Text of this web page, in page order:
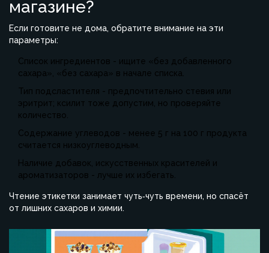
магазине?
Если готовите не дома, обратите внимание на эти
параметры:
Список ингредиентов - ищите «без добавленного
сахара», «без сахара» в начале списка.
Тип подсластителя - предпочтительно стевия или
эритрит; ксилит тоже допустим, но проверяйте
количество.
Содержание углеводов - менее 5 г на 100 г продукта
считается низкоуглеводным.
Наличие добавок, искусственных красителей и
ароматизаторов - лучше их избегать.
Чтение этикетки занимает чуть‑чуть времени, но спасёт
от лишних сахаров и химии.